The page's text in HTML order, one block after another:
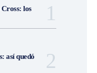
los
así quedó